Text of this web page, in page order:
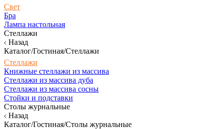
Свет
Бра
Лампа настольная
Стеллажи
Назад
Каталог/Гостиная/Стеллажи
Стеллажи
Книжные стеллажи из массива
Стеллажи из массива дуба
Стеллажи из массива сосны
Стойки и подставки
Столы журнальные
Назад
Каталог/Гостиная/Столы журнальные